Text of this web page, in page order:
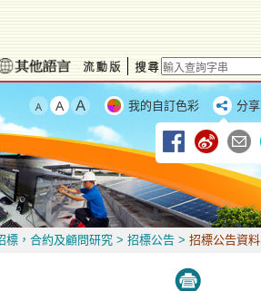
我的自訂色彩 分享
標，合約及顧問研究 > 招標公告 > 招標公告資料